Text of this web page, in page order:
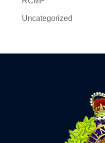
Uncategorized